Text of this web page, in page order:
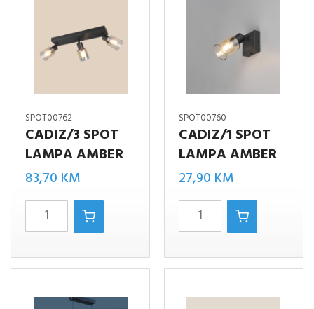
SPOT00762
CADIZ/3 SPOT
LAMPA AMBER
83,70 KM
CADIZ/3
SPOT
LAMPA
AMBER
količina
SPOT00760
CADIZ/1 SPOT
LAMPA AMBER
27,90 KM
CADIZ/1
SPOT
LAMPA
AMBER
količina